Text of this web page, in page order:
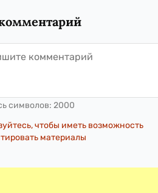
символов: 2000
чтобы иметь возможность
материалы